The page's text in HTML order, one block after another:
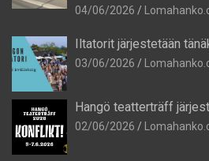
04/06/2026
Iltatorit järjestetään
03/06/2026
Hangö teatterträff
02/06/2026